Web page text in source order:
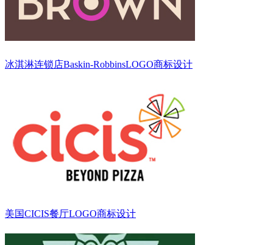
冰淇淋连锁店Baskin-RobbinsLOGO商标设计
美国CICIS餐厅LOGO商标设计